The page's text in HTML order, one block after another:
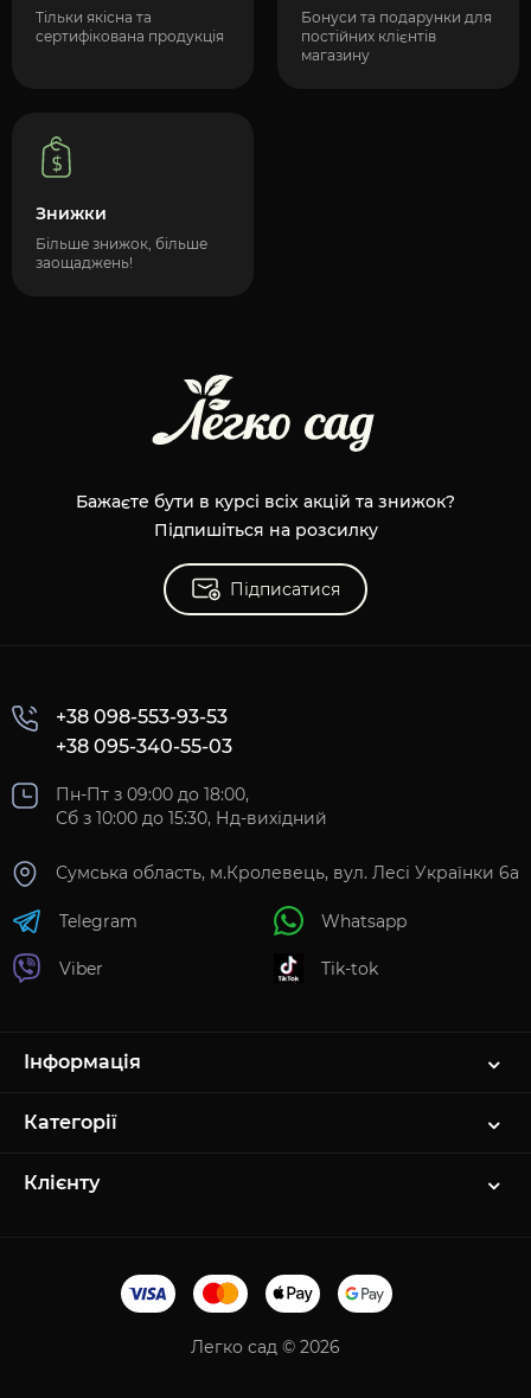
Тільки якісна та
сертифікована продукція
Бонуси та подарунки для
постійних клієнтів
магазину
Знижки
Більше знижок, більше
заощаджень!
Бажаєте бути в курсі всіх акцій та знижок?
Підпишіться на розсилку
Підписатися
+38 098-553-93-53
+38 095-340-55-03
Пн-Пт з 09:00 до 18:00,
Сб з 10:00 до 15:30, Нд-вихідний
Сумська область, м.Кролевець, вул. Лесі Українки 6а
Telegram
Viber
Whatsapp
Tik-tok
Інформація
Категорії
Клієнту
Легко сад © 2026